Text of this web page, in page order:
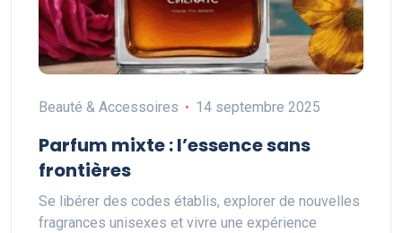
Beauté & Accessoires 14 septembre 2025
Parfum mixte : l’essence sans
frontières
Se libérer des codes établis, explorer de nouvelles
fragrances unisexes et vivre une expérience